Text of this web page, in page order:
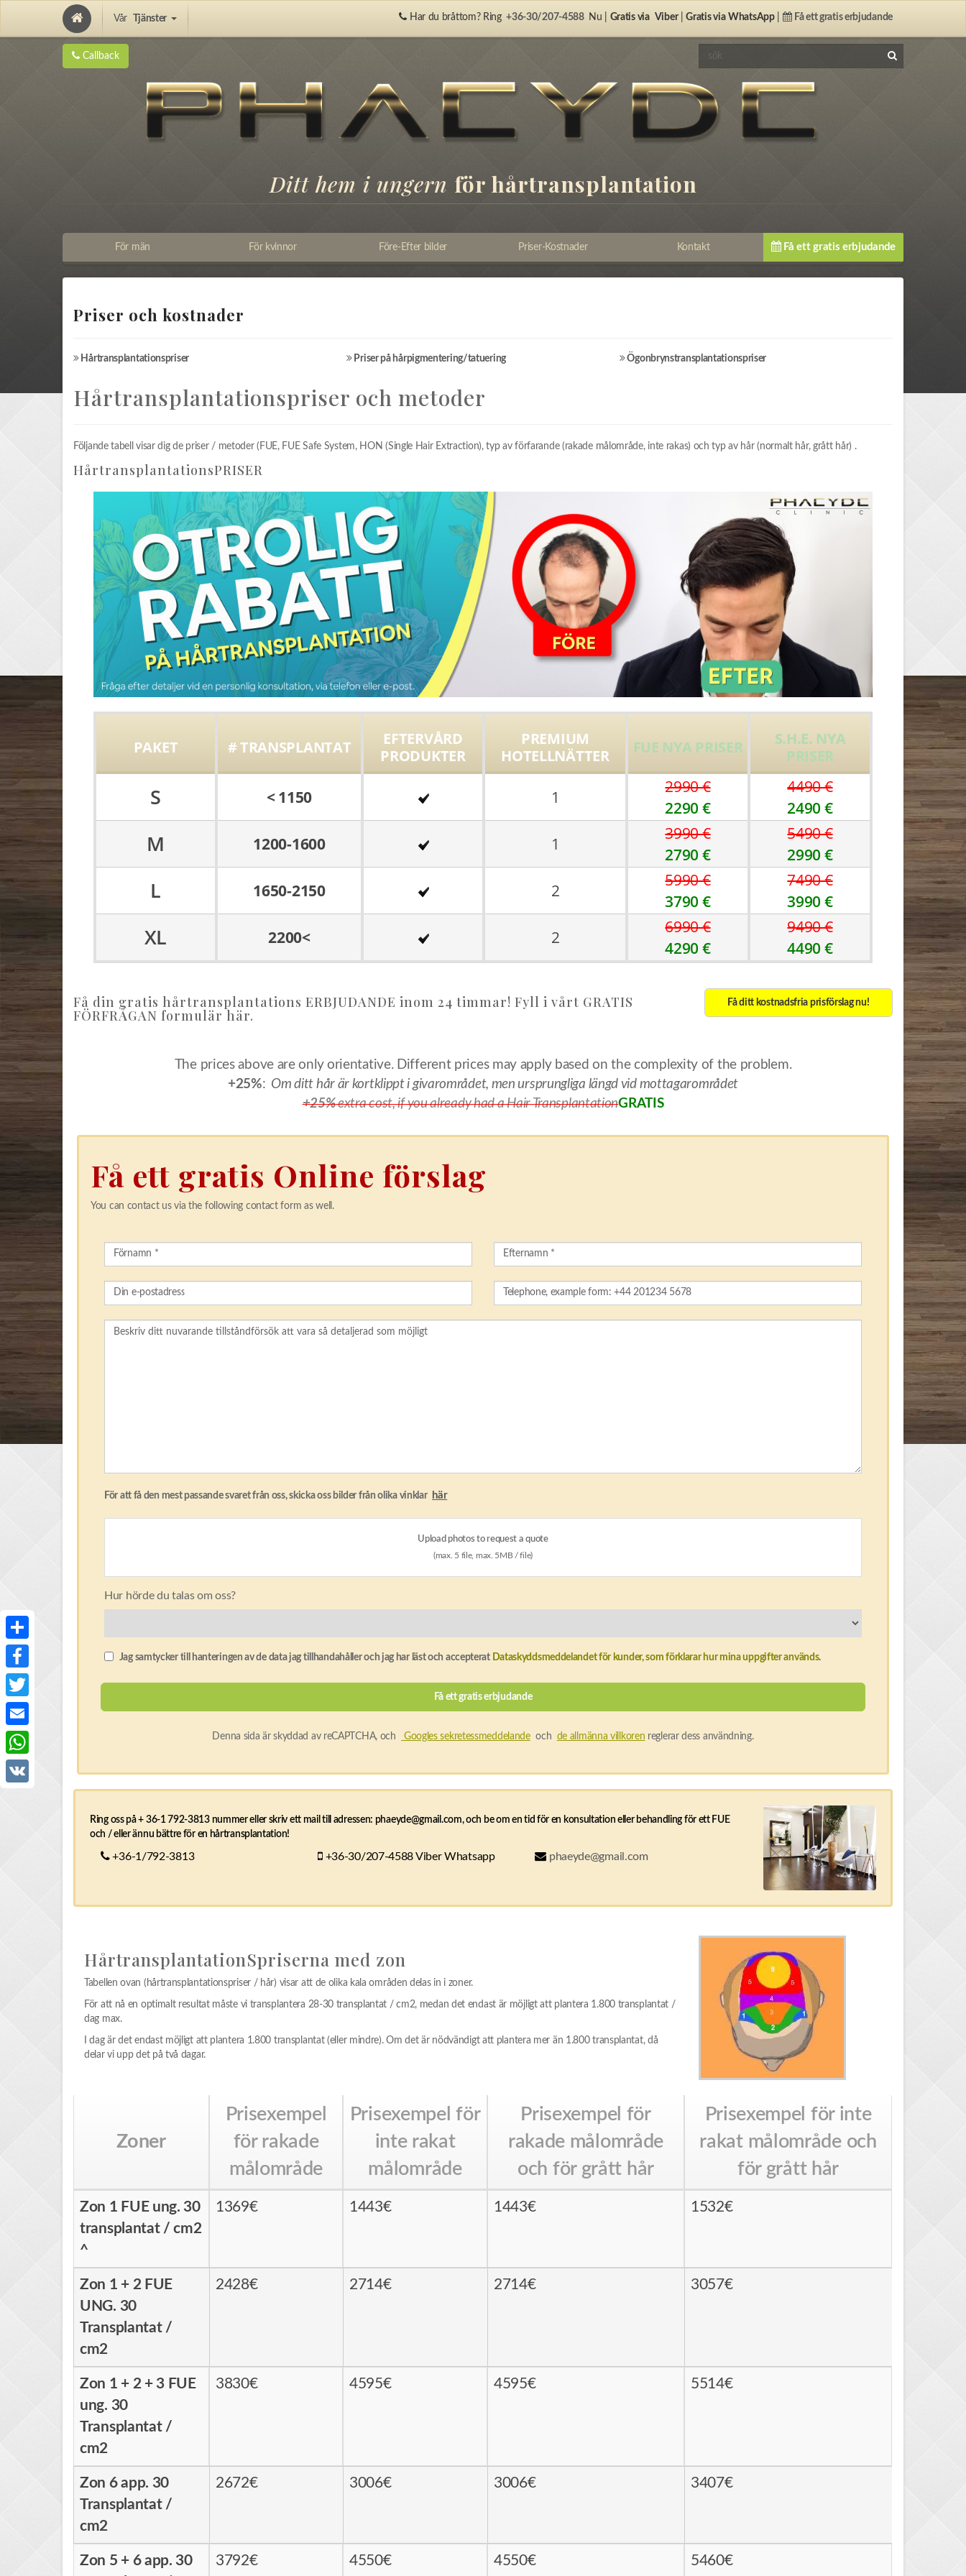
Vår Tjänster Har du bråttom? Ring +36-30/207-4588 Nu | Gratis via Viber|Gratis via WhatsApp| Få ett gratis erbjudande
Callback
Ditt hem i ungern för hårtransplantation
För män För kvinnor Före-Efter bilder Priser-Kostnader Kontakt Få ett gratis erbjudande
Priser och kostnader
Hårtransplantationspriser Priser på hårpigmentering/tatuering Ögonbrynstransplantationspriser
Hårtransplantationspriser och metoder
Följande tabell visar dig de priser / metoder (FUE, FUE Safe System, HON (Single Hair Extraction), typ av förfarande (rakade målområde, inte rakas) och typ av hår (normalt hår, grått hår) .
HårtransplantationsPRISER
PAKET # TRANSPLANTAT
EFTERVÅRD
PRODUKTER
PREMIUM
HOTELLNÄTTER
FUE NYA PRISER
S.H.E. NYA
PRISER
S < 1150 1
2990 €
2290 €
4490 €
2490 €
M 1200-1600 1
3990 €
2790 €
5490 €
2990 €
L 1650-2150 2
5990 €
3790 €
7490 €
3990 €
XL 2200< 2
6990 €
4290 €
9490 €
4490 €
Få din gratis hårtransplantations ERBJUDANDE inom 24 timmar! Fyll i vårt GRATIS
FÖRFRÅGAN formulär här.
Få ditt kostnadsfria prisförslag nu!
The prices above are only orientative. Different prices may apply based on the complexity of the problem.
+25%: Om ditt hår är kortklippt i givarområdet, men ursprungliga längd vid mottagarområdet
+25%extra cost, if you already had a Hair TransplantationGRATIS
Få ett gratis Online förslag
You can contact us via the following contact form as well.
För att få den mest passande svaret från oss, skicka oss bilder från olika vinklar här
Upload photos to request a quote
(max. 5 file, max. 5MB / file)
Hur hörde du talas om oss?
Jag samtycker till hanteringen av de data jag tillhandahåller och jag har läst och accepterat Dataskyddsmeddelandet för kunder, som förklarar hur mina uppgifter används.
Denna sida är skyddad av reCAPTCHA, och Googles sekretessmeddelandeoch de allmänna villkoren reglerar dess användning.
Ring oss på + 36-1 792-3813 nummer eller skriv ett mail till adressen: phaeyde@gmail.com, och be om en tid för en konsultation eller behandling för ett FUE
och / eller ännu bättre för en hårtransplantation!
+36-1/792-3813 +36-30/207-4588 Viber Whatsapp phaeyde@gmail.com
HårtransplantationSpriserna med zon
Tabellen ovan (hårtransplantationspriser / hår) visar att de olika kala områden delas in i zoner.
För att nå en optimalt resultat måste vi transplantera 28-30 transplantat / cm2, medan det endast är möjligt att plantera 1.800 transplantat /
dag max.
I dag är det endast möjligt att plantera 1.800 transplantat (eller mindre). Om det är nödvändigt att plantera mer än 1.800 transplantat, då
delar vi upp det på två dagar.
Zoner
Prisexempel
för rakade
målområde
Prisexempel för
inte rakat
målområde
Prisexempel för
rakade målområde
och för grått hår
Prisexempel för inte
rakat målområde och
för grått hår
Zon 1 FUE ung. 30
transplantat / cm2
^
1369€ 1443€ 1443€ 1532€
Zon 1 + 2 FUE
UNG. 30
Transplantat /
cm2
2428€ 2714€ 2714€ 3057€
Zon 1 + 2 + 3 FUE
ung. 30
Transplantat /
cm2
3830€ 4595€ 4595€ 5514€
Zon 6 app. 30
Transplantat /
cm2
2672€ 3006€ 3006€ 3407€
Zon 5 + 6 app. 30
3792€ 4550€ 4550€ 5460€
Share
Facebook
Twitter
Email
WhatsApp